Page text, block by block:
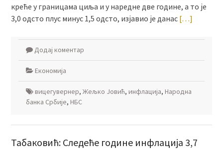
креће у границама циља и у наредне две године, а то је
3,0 одсто плус минус 1,5 одсто, изјавио је данас […]
Додај коментар
Економија
вицегувернер, Жељко Јовић, инфлација, Народна
банка Србије, НБС
Табаковић: Следеће године инфлација 3,7